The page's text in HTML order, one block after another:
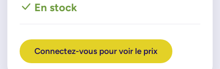
En stock
Connectez-vous pour voir le prix